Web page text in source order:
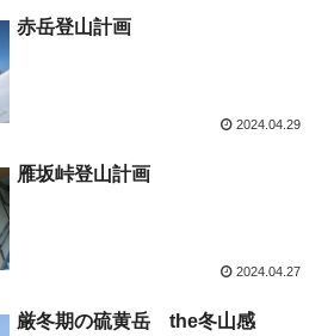
赤岳登山計画
2024.04.29
雁坂峠登山計画
2024.04.27
厳冬期の硫黄岳 the冬山感